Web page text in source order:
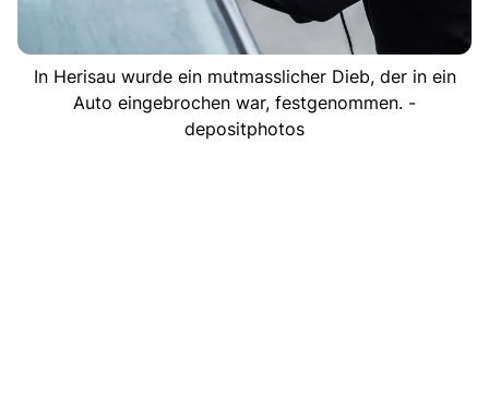
In Herisau wurde ein mutmasslicher Dieb, der in ein
Auto eingebrochen war, festgenommen. -
depositphotos